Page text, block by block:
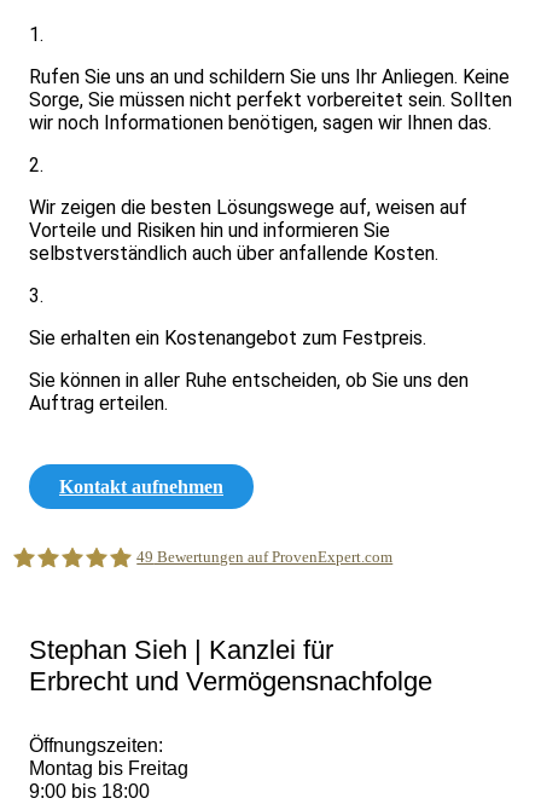
1.
Rufen Sie uns an und schildern Sie uns Ihr Anliegen. Keine
Sorge, Sie müssen nicht perfekt vorbereitet sein. Sollten
wir noch Informationen benötigen, sagen wir Ihnen das.
2.
Wir zeigen die besten Lösungswege auf, weisen auf
Vorteile und Risiken hin und informieren Sie
selbstverständlich auch über anfallende Kosten.
3.
Sie erhalten ein Kostenangebot zum Festpreis.
Sie können in aller Ruhe entscheiden, ob Sie uns den
Auftrag erteilen.
Kontakt aufnehmen
49 Bewertungen auf ProvenExpert.com
Stephan Sieh | Kanzlei für
Erbrecht und Vermögensnachfolge
Öffnungszeiten:
Montag bis Freitag
9:00 bis 18:00